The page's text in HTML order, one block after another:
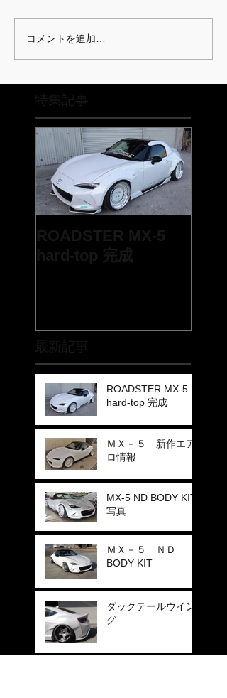
特集記事
最新記事
コメントを追加…
ROADSTER MX-5
hard-top 完成
ROADSTER MX-5
hard-top 完成
ＭＸ－５ 新作エア
ロ情報
MX-5 ND BODY KIT
写真
ＭＸ－５ ＮＤ
BODY KIT
ダックテールウイン
グ